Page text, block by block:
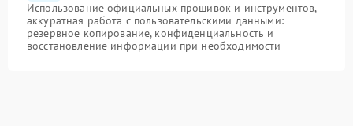
Использование официальных прошивок и инструментов,
аккуратная работа с пользовательскими данными:
резервное копирование, конфиденциальность и
восстановление информации при необходимости